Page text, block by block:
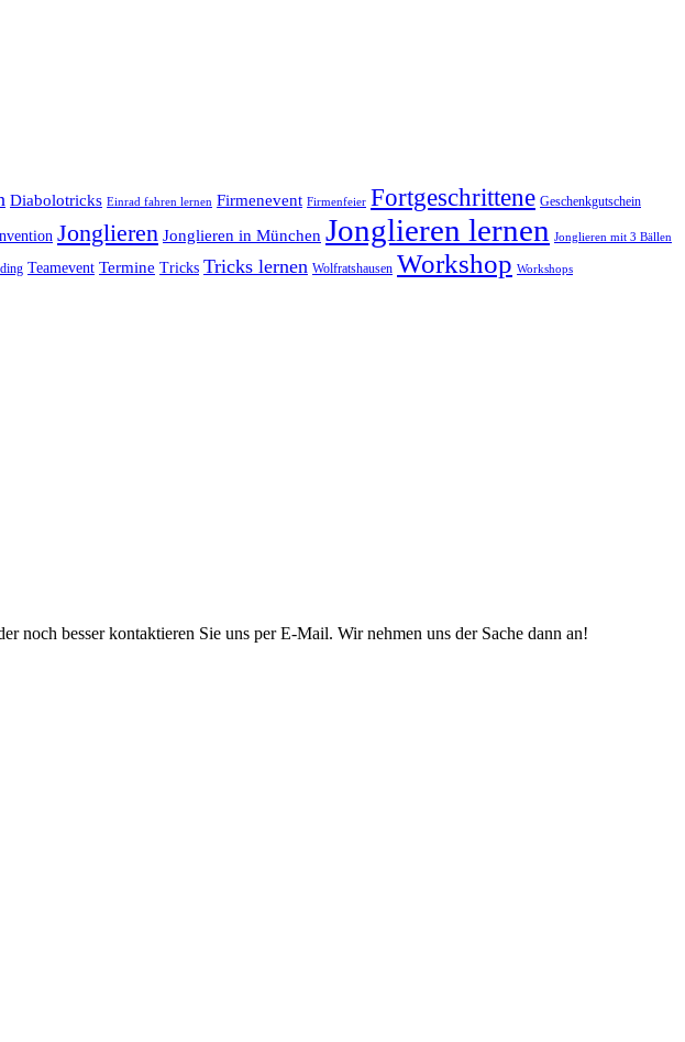
Diabolotricks Einrad fahren lernen Firmenevent Firmenfeier Fortgeschrittene Geschenkgutschein
Jonglieren Jonglieren in München Jonglieren lernen Jonglieren mit 3 Bällen
Teamevent Termine Tricks Tricks lernen Wolfratshausen Workshop Workshops
noch besser kontaktieren Sie uns per E-Mail. Wir nehmen uns der Sache dann an!